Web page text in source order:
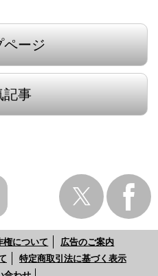
ページ
記事
権について
広告のご案内
特定商取引法に基づく表示